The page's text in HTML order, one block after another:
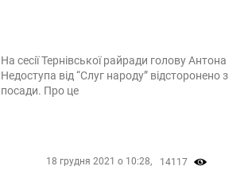
На сесії Тернівської райради голову Антона
Недоступа від “Слуг народу” відсторонено з
посади. Про це
18 грудня 2021 о 10:28, 14117